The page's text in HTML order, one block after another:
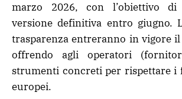
marzo 2026, con l’obiettivo
versione definitiva entro giugno.
trasparenza entreranno in vigore il
offrendo agli operatori
strumenti concreti per rispettare i
europei.